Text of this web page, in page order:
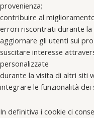
provenienza;
contribuire al
errori riscontrati durante la
aggiornare gli utenti sui
suscitare interesse
personalizzate
durante la visita di altri siti
integrare le funzionalità dei
In definitiva i cookie ci